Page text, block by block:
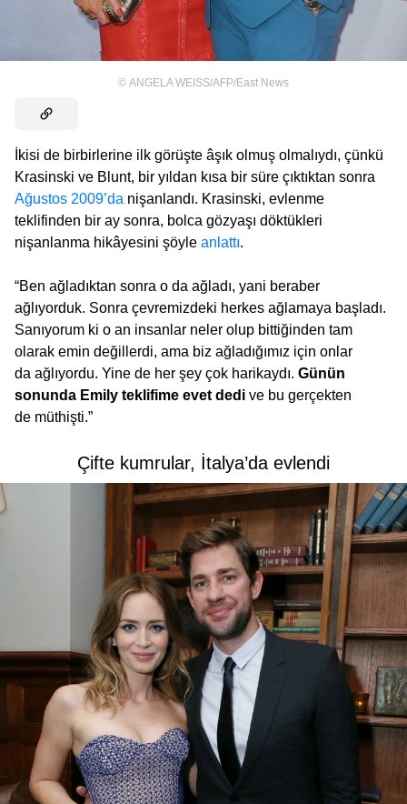
© ANGELA WEISS/AFP/East News
İkisi de birbirlerine ilk görüşte âşık olmuş olmalıydı, çünkü
Krasinski ve Blunt, bir yıldan kısa bir süre çıktıktan sonra
Ağustos 2009’da nişanlandı. Krasinski, evlenme
teklifinden bir ay sonra, bolca gözyaşı döktükleri
nişanlanma hikâyesini şöyle anlattı.
“Ben ağladıktan sonra o da ağladı, yani beraber
ağlıyorduk. Sonra çevremizdeki herkes ağlamaya başladı.
Sanıyorum ki o an insanlar neler olup bittiğinden tam
olarak emin değillerdi, ama biz ağladığımız için onlar
da ağlıyordu. Yine de her şey çok harikaydı. Günün
sonunda Emily teklifime evet dedi ve bu gerçekten
de müthişti.”
Çifte kumrular, İtalya’da evlendi